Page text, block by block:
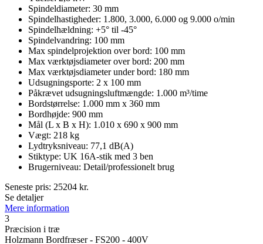
Spindeldiameter: 30 mm
Spindelhastigheder: 1.800, 3.000, 6.000 og 9.000 o/min
Spindelhældning: +5° til -45°
Spindelvandring: 100 mm
Max spindelprojektion over bord: 100 mm
Max værktøjsdiameter over bord: 200 mm
Max værktøjsdiameter under bord: 180 mm
Udsugningsporte: 2 x 100 mm
Påkrævet udsugningsluftmængde: 1.000 m³/time
Bordstørrelse: 1.000 mm x 360 mm
Bordhøjde: 900 mm
Mål (L x B x H): 1.010 x 690 x 900 mm
Vægt: 218 kg
Lydtryksniveau: 77,1 dB(A)
Stiktype: UK 16A-stik med 3 ben
Brugerniveau: Detail/professionelt brug
Seneste pris: 25204 kr.
Se detaljer
Mere information
3
Præcision i træ
Holzmann Bordfræser - FS200 - 400V